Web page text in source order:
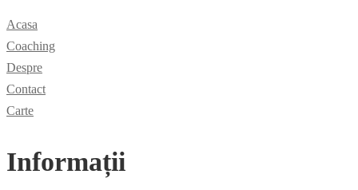
Acasa
Coaching
Despre
Contact
Carte
Informații